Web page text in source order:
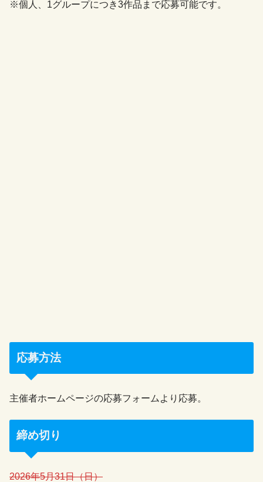
※個人、1グループにつき3作品まで応募可能です。
応募方法
主催者ホームページの応募フォームより応募。
締め切り
2026年5月31日（日）